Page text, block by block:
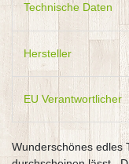
Technische Daten
Hersteller
EU Verantwortlicher
Wunderschönes edles